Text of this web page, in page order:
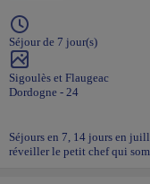
Séjour de 7 jour(s)
Sigoulès et Flaugeac
Dordogne - 24
Séjours en 7, 14 jours en
réveiller le petit chef qui